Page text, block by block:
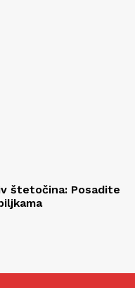
štetočina: Posadite